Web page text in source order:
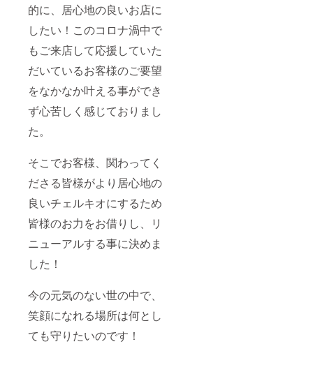
的に、居心地の良いお店に
したい！このコロナ渦中で
もご来店して応援していた
だいているお客様のご要望
をなかなか叶える事ができ
ず心苦しく感じておりまし
た。
そこでお客様、関わってく
ださる皆様がより居心地の
良いチェルキオにするため
皆様のお力をお借りし、リ
ニューアルする事に決めま
した！
今の元気のない世の中で、
笑顔になれる場所は何とし
ても守りたいのです！